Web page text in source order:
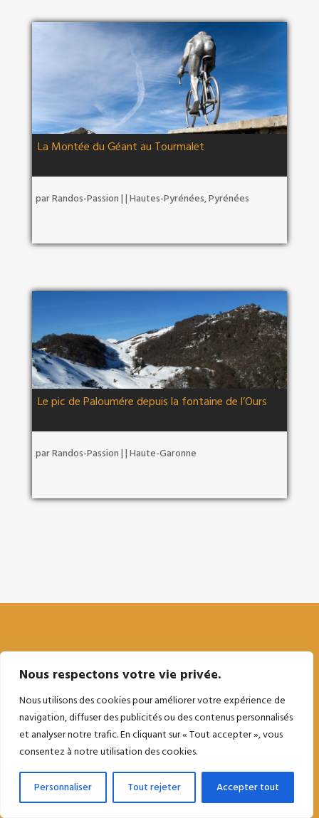
Nous respectons votre vie privée.
Nous utilisons des cookies pour améliorer votre expérience de
navigation, diffuser des publicités ou des contenus personnalisés
et analyser notre trafic. En cliquant sur « Tout accepter », vous
consentez à notre utilisation des cookies.
Personnaliser Tout rejeter Accepter tout
La Montée du Géant au Tourmalet
parRandos-Passion | | Hautes-Pyrénées,Pyrénées
Le pic de Paloumére depuis la fontaine de l’Ours
parRandos-Passion | | Haute-Garonne